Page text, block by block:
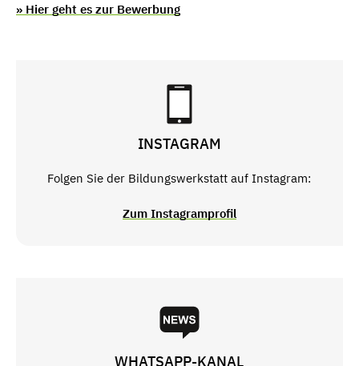
» Hier geht es zur Bewerbung
INSTAGRAM
Folgen Sie der Bildungswerkstatt auf Instagram:
Zum Instagramprofil
WHATSAPP-KANAL